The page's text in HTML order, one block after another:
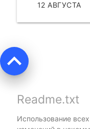
12 АВГУСТА
keyboard_arrow_up
Readme.txt
Использование